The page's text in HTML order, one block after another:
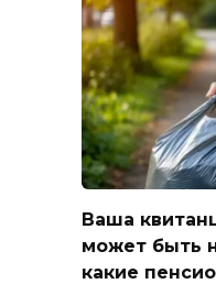
Ваша
может быть
какие